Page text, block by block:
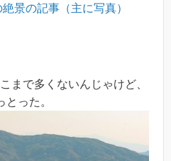
景の記事（主に写真）
まで多くないんじゃけど、
った。